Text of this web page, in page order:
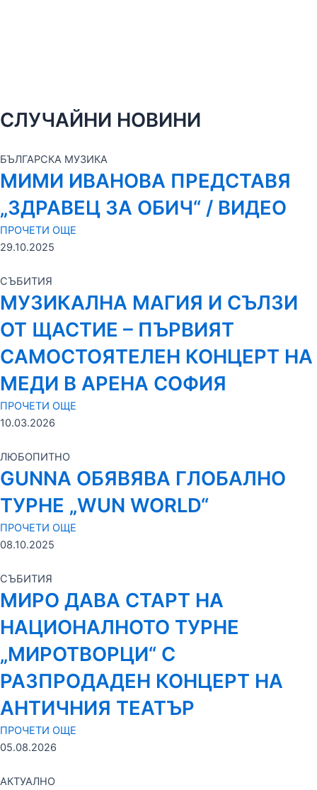
СЛУЧАЙНИ НОВИНИ
БЪЛГАРСКА МУЗИКА
МИМИ ИВАНОВА ПРЕДСТАВЯ
„ЗДРАВЕЦ ЗА ОБИЧ“ / ВИДЕО
ПРОЧЕТИ ОЩЕ
29.10.2025
СЪБИТИЯ
МУЗИКАЛНА МАГИЯ И СЪЛЗИ
ОТ ЩАСТИЕ – ПЪРВИЯТ
САМОСТОЯТЕЛЕН КОНЦЕРТ НА
МЕДИ В АРЕНА СОФИЯ
ПРОЧЕТИ ОЩЕ
10.03.2026
ЛЮБОПИТНО
GUNNA ОБЯВЯВА ГЛОБАЛНО
ТУРНЕ „WUN WORLD“
ПРОЧЕТИ ОЩЕ
08.10.2025
СЪБИТИЯ
МИРО ДАВА СТАРТ НА
НАЦИОНАЛНОТО ТУРНЕ
„МИРОТВОРЦИ“ С
РАЗПРОДАДЕН КОНЦЕРТ НА
АНТИЧНИЯ ТЕАТЪР
ПРОЧЕТИ ОЩЕ
05.08.2026
АКТУАЛНО